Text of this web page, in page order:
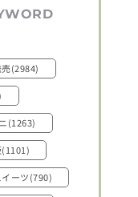
(2984)
(1263)
ーツ(790)